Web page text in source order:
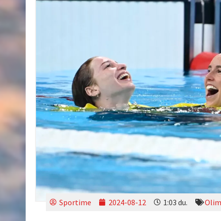
Sportime 2024-08-12 1:03 du.